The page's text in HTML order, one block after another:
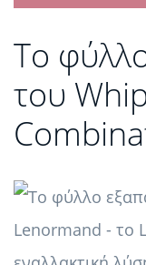
Το
του